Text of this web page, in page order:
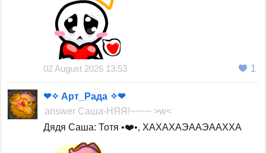
02 August 2026 13:53 1
❤✧ Арт_Рада ✧❤
answer Саша-НЯЯ!~~~~ >w<
Дядя Саша: Тотя •❤️•, ХАХАХАЭААЭААХХА